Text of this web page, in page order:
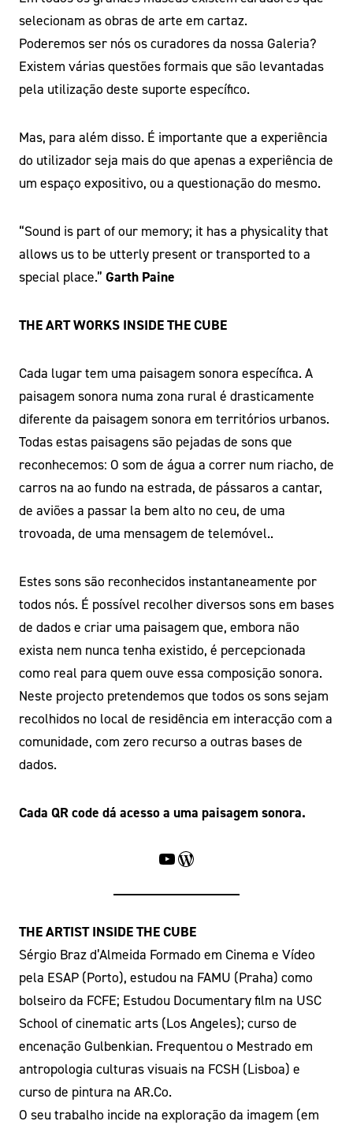
selecionam as obras de arte em cartaz.
Poderemos ser nós os curadores da nossa Galeria?
Existem várias questões formais que são levantadas
pela utilização deste suporte específico.
Mas, para além disso. É importante que a experiência
do utilizador seja mais do que apenas a experiência de
um espaço expositivo, ou a questionação do mesmo.
“Sound is part of our memory; it has a physicality that
allows us to be utterly present or transported to a
special place.” Garth Paine
THE ART WORKS INSIDE THE CUBE
Cada lugar tem uma paisagem sonora específica. A
paisagem sonora numa zona rural é drasticamente
diferente da paisagem sonora em territórios urbanos.
Todas estas paisagens são pejadas de sons que
reconhecemos: O som de água a correr num riacho, de
carros na ao fundo na estrada, de pássaros a cantar,
de aviões a passar la bem alto no ceu, de uma
trovoada, de uma mensagem de telemóvel..
Estes sons são reconhecidos instantaneamente por
todos nós. É possível recolher diversos sons em bases
de dados e criar uma paisagem que, embora não
exista nem nunca tenha existido, é percepcionada
como real para quem ouve essa composição sonora.
Neste projecto pretendemos que todos os sons sejam
recolhidos no local de residência em interacção com a
comunidade, com zero recurso a outras bases de
dados.
Cada QR code dá acesso a uma paisagem sonora.
YouTube WordPress
THE ARTIST INSIDE THE CUBE
Sérgio Braz d’Almeida Formado em Cinema e Vídeo
pela ESAP (Porto), estudou na FAMU (Praha) como
bolseiro da FCFE; Estudou Documentary film na USC
School of cinematic arts (Los Angeles); curso de
encenação Gulbenkian. Frequentou o Mestrado em
antropologia culturas visuais na FCSH (Lisboa) e
curso de pintura na AR.Co.
O seu trabalho incide na exploração da imagem (em